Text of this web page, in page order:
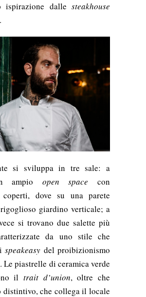
ispirazione dalle steakhouse
si sviluppa in tre sale: a
ampio open space con
coperti, dove su una parete
giardino verticale; a
si trovano due salette più
da uno stile che
speakeasy del proibizionismo
Le piastrelle di ceramica verde
il trait d’union, oltre che
distintivo, che collega il locale